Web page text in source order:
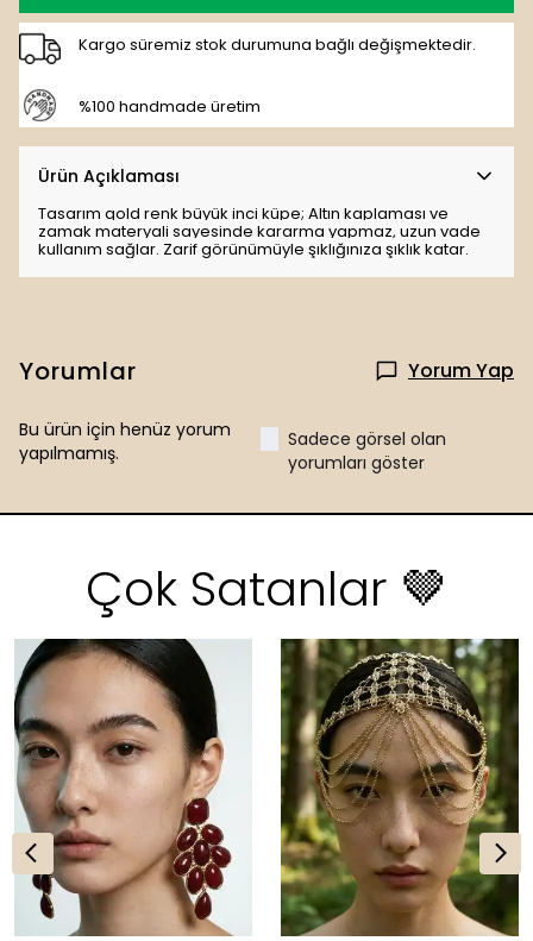
Kargo süremiz stok durumuna bağlı değişmektedir.
%100 handmade üretim
Ürün Açıklaması
Tasarım gold renk büyük inci küpe; Altın kaplaması ve
zamak materyali sayesinde kararma yapmaz, uzun vade
kullanım sağlar. Zarif görünümüyle şıklığınıza şıklık katar.
Yorumlar Yorum Yap
Bu ürün için henüz yorum
yapılmamış.
Sadece görsel olan
yorumları göster
Çok Satanlar 🤎